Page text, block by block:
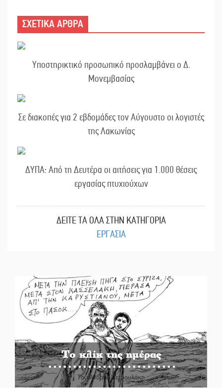
ΣΧΕΤΙΚΑ ΑΡΘΡΑ
Υποστηρικτικό προσωπικό προσλαμβάνει ο Δ.
Μονεμβασίας
Σε διακοπές για 2 εβδομάδες τον Αύγουστο οι λογιστές
της Λακωνίας
ΔΥΠΑ: Από τη Δευτέρα οι αιτήσεις για 1.000 θέσεις
εργασίας πτυχιούχων
ΔΕΙΤΕ ΤΑ ΟΛΑ ΣΤΗΝ ΚΑΤΗΓΟΡΙΑ
ΕΡΓΑΣΙΑ
Το κλίκ της ημέρας
Του Ανδρέα Πετρουλάκη